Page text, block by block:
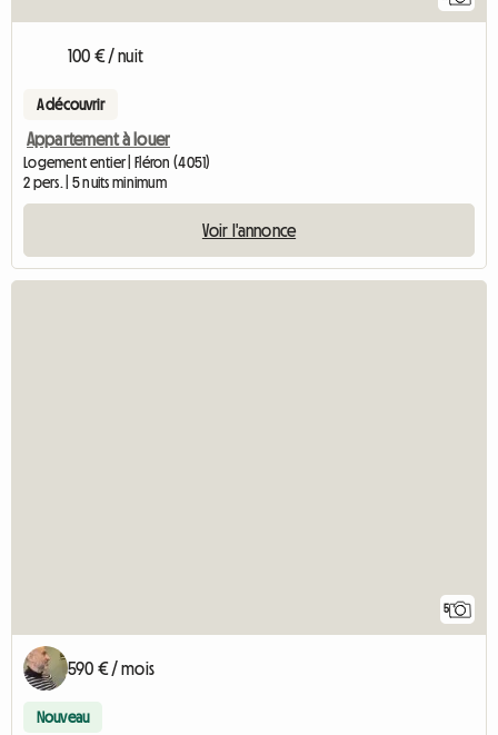
100 € / nuit
A découvrir
Appartement à louer
Logement entier | Fléron (4051)
2 pers. | 5 nuits minimum
Voir l'annonce
5
590 € / mois
Nouveau